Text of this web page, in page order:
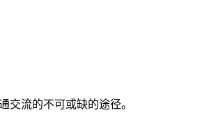
流的不可或缺的途径。